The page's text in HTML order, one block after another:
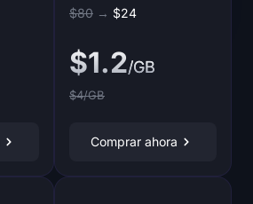
$80 → $24
$1.2/GB
$4/GB
Comprar ahora